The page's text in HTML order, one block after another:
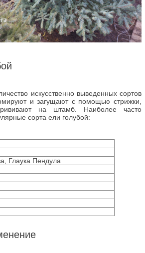
искусственно выведенных сортов
и загущают с помощью стрижки,
на штамб. Наиболее часто
сорта ели голубой:
Глаука Пендула